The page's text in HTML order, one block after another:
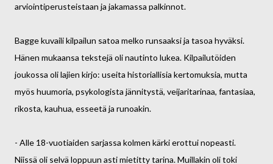
arviointiperusteistaan ja jakamassa palkinnot.
Bagge kuvaili kilpailun satoa melko runsaaksi ja tasoa hyväksi.
Hänen mukaansa tekstejä oli nautinto lukea. Kilpailutöiden
joukossa oli lajien kirjo: useita historiallisia kertomuksia, mutta
myös huumoria, psykologista jännitystä, veijaritarinaa, fantasiaa,
rikosta, kauhua, esseetä ja runoakin.
- Alle 18-vuotiaiden sarjassa kolmen kärki erottui nopeasti.
Niissä oli selvä loppuun asti mietitty tarina. Muillakin oli toki